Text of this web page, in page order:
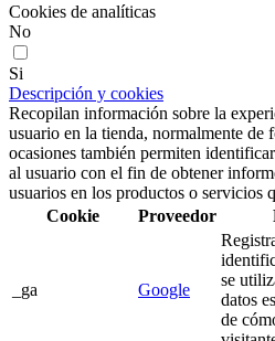
Cookies de analíticas
No
Si
Descripción y cookies
Recopilan información sobre la
usuario en la tienda, normalmente de
ocasiones también permiten
al usuario con el fin de obtener
usuarios en los productos o servicios
Cookie
Proveedor
_ga Google
se
datos
de